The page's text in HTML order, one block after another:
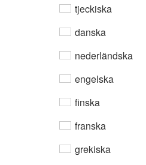
tjeckiska
danska
nederländska
engelska
finska
franska
grekiska